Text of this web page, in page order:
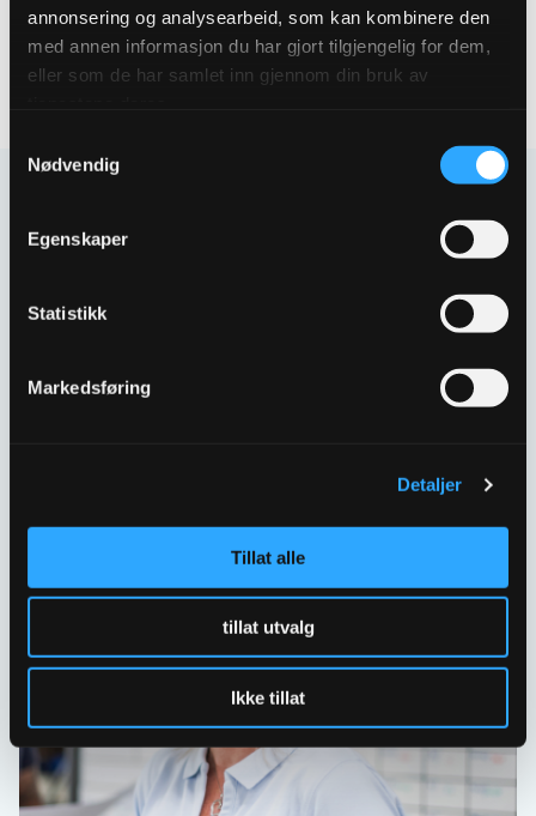
annonsering og analysearbeid, som kan kombinere den
med annen informasjon du har gjort tilgjengelig for dem,
eller som de har samlet inn gjennom din bruk av
Nødvendig
Egenskaper
Statistikk
Markedsføring
Detaljer
Tillat alle
tillat utvalg
Ikke tillat
Tekniske spesifikasjoner
Har spørsmål eller behov for hjelp så kontakt oss